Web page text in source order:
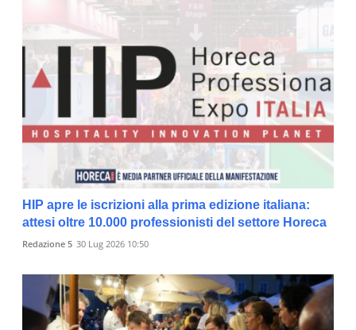
HIP apre le iscrizioni alla prima edizione italiana:
attesi oltre 10.000 professionisti del settore Horeca
Redazione 5 30 Lug 2026 10:50